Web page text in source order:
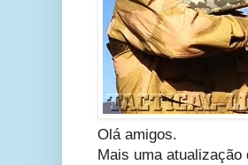
Olá amigos.
Mais uma